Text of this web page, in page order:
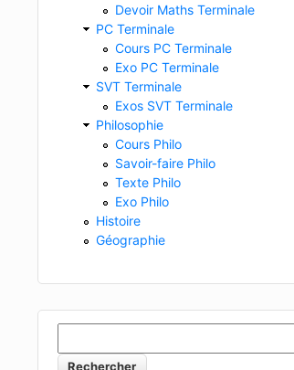
Devoir Maths Terminale
PC Terminale
Cours PC Terminale
Exo PC Terminale
SVT Terminale
Exos SVT Terminale
Philosophie
Cours Philo
Savoir-faire Philo
Texte Philo
Exo Philo
Histoire
Géographie